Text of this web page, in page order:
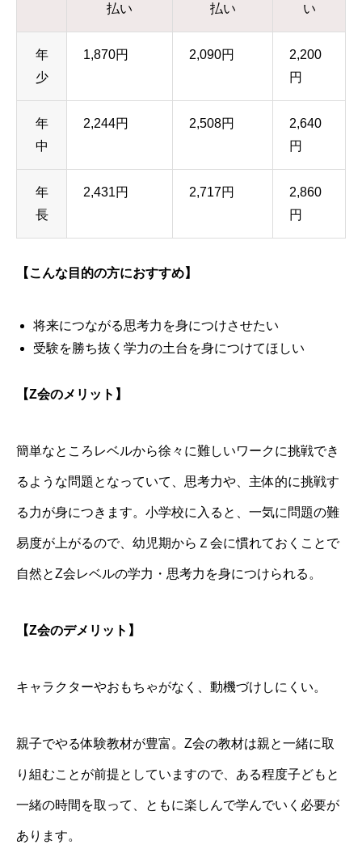
払い 払い い
年
少
1,870円 2,090円
2,200
円
年
中
2,244円 2,508円
2,640
円
年
長
2,431円 2,717円
2,860
円
【こんな目的の方におすすめ】
将来につながる思考力を身につけさせたい
受験を勝ち抜く学力の土台を身につけてほしい
【Z会のメリット】
簡単なところレベルから徐々に難しいワークに挑戦でき
るような問題となっていて、思考力や、主体的に挑戦す
る力が身につきます。小学校に入ると、一気に問題の難
易度が上がるので、幼児期からＺ会に慣れておくことで
自然とZ会レベルの学力・思考力を身につけられる。
【Z会のデメリット】
キャラクターやおもちゃがなく、動機づけしにくい。
親子でやる体験教材が豊富。Z会の教材は親と一緒に取
り組むことが前提としていますので、ある程度子どもと
一緒の時間を取って、ともに楽しんで学んでいく必要が
あります。